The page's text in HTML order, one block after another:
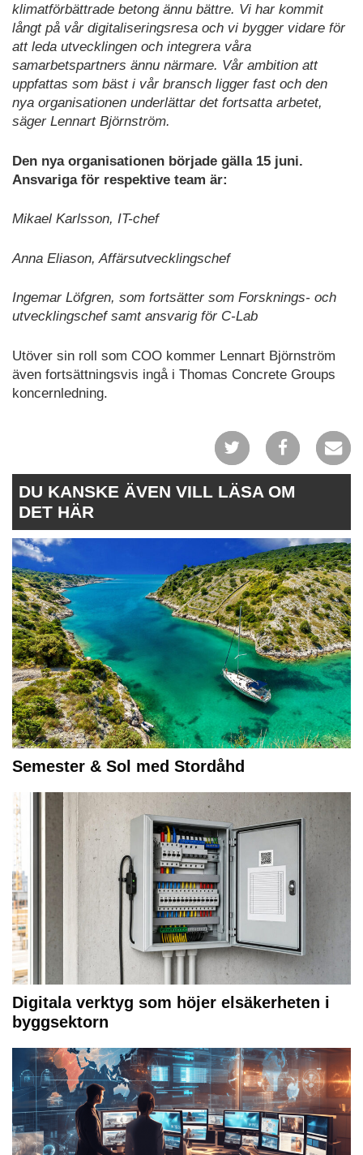
klimatförbättrade betong ännu bättre. Vi har kommit
långt på vår digitaliseringsresa och vi bygger vidare för
att leda utvecklingen och integrera våra
samarbetspartners ännu närmare. Vår ambition att
uppfattas som bäst i vår bransch ligger fast och den
nya organisationen underlättar det fortsatta arbetet,
säger Lennart Björnström.
Den nya organisationen började gälla 15 juni.
Ansvariga för respektive team är:
Mikael Karlsson, IT-chef
Anna Eliason, Affärsutvecklingschef
Ingemar Löfgren, som fortsätter som Forsknings- och
utvecklingschef samt ansvarig för C-Lab
Utöver sin roll som COO kommer Lennart Björnström
även fortsättningsvis ingå i Thomas Concrete Groups
koncernledning.
DU KANSKE ÄVEN VILL LÄSA OM
DET HÄR
Semester & Sol med Stordåhd
Digitala verktyg som höjer elsäkerheten i
byggsektorn